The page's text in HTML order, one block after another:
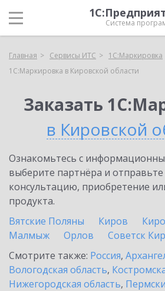
Система
Главная Сервисы ИТС
1С:Маркировка
1С:Маркировка в Кировской области
Заказать
в Кировской
Ознакомьтесь с
выберите партнёра и отправьте
консультацию, приобретение
продукта.
Вятские Поляны
Киров
Малмыж
Орлов
Советск
Смотрите также: Россия,
Вологодская область,
Нижегородская область,